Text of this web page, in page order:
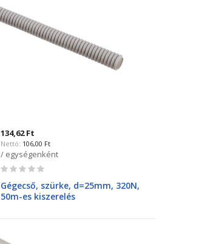
134,62 Ft
106,00 Ft
/ egységenként
Rating:
Gégecső, szürke, d=25mm, 320N,
50m-es kiszerelés